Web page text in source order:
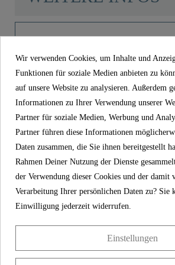
Gewicht 0,0 Kg
Thermostatablage,
149,99 €
inkl. MwSt.
Artikel-Nr 02083
Farbe Schwarz
Gewicht 0,0 kg
Wir verwenden Cookies, um Inhalte und
Funktionen für soziale Medien anbieten zu
auf unsere Website zu analysieren. Außerdem
Informationen zu Ihrer Verwendung unserer
Partner für soziale Medien, Werbung und
Partner führen diese Informationen
Daten zusammen, die Sie ihnen bereitgestellt
Rahmen Deiner Nutzung der Dienste
der Verwendung dieser Cookies und der damit
Verarbeitung Ihrer persönlichen Daten zu? Sie
Einwilligung jederzeit widerrufen.
Einstellungen